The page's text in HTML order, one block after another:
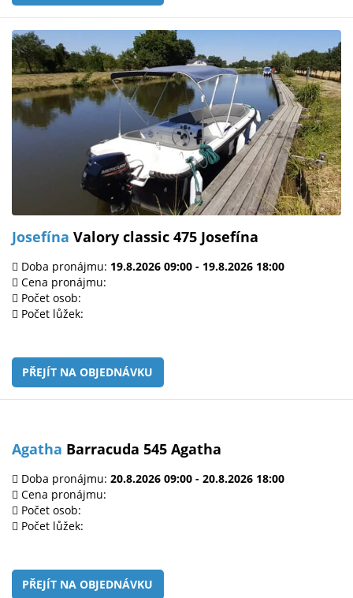
Josefína Valory classic 475 Josefína
Doba pronájmu: 19.8.2026 09:00 - 19.8.2026 18:00
Cena pronájmu:
Počet osob:
Počet lůžek:
PŘEJÍT NA OBJEDNÁVKU
Agatha Barracuda 545 Agatha
Doba pronájmu: 20.8.2026 09:00 - 20.8.2026 18:00
Cena pronájmu:
Počet osob:
Počet lůžek:
PŘEJÍT NA OBJEDNÁVKU